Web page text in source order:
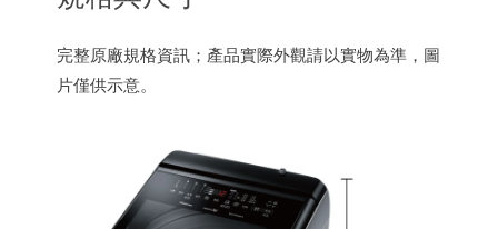
完整原廠規格資訊；產品實際外觀請以實物為準，圖
片僅供示意。